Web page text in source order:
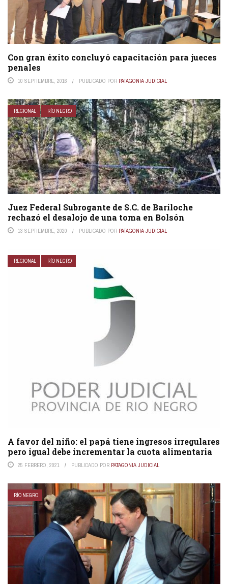
Con gran éxito concluyó capacitación para jueces
penales
10 SEPTIEMBRE, 2016 PUBLICADO POR PATAGONIA JUDICIAL
REGIONAL RÍO NEGRO
Juez Federal Subrogante de S.C. de Bariloche
rechazó el desalojo de una toma en Bolsón
13 SEPTIEMBRE, 2020 PUBLICADO POR PATAGONIA JUDICIAL
REGIONAL RÍO NEGRO
A favor del niño: el papá tiene ingresos irregulares
pero igual debe incrementar la cuota alimentaria
25 FEBRERO, 2021 PUBLICADO POR PATAGONIA JUDICIAL
RÍO NEGRO